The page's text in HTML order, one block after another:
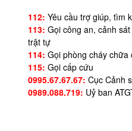
112: Yêu cầu trợ giúp, tìm
113: Gọi công an, cảnh
trật tự
114: Gọi phòng cháy chữa
115: Gọi cấp cứu
0995.67.67.67: Cục Cảnh
0989.088.719: Uỷ ban